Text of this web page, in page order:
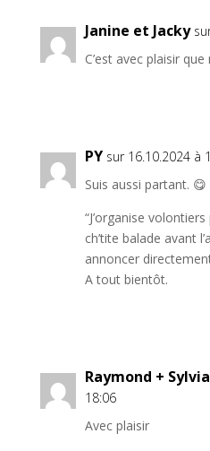
Janine et Jacky
C’est avec plaisir
PY sur 16.10.2024 à
Suis aussi partant. 😋
“J’organise
ch’tite balade avant
annoncer
A tout bientôt.
Raymond +
18:06
Avec plaisir